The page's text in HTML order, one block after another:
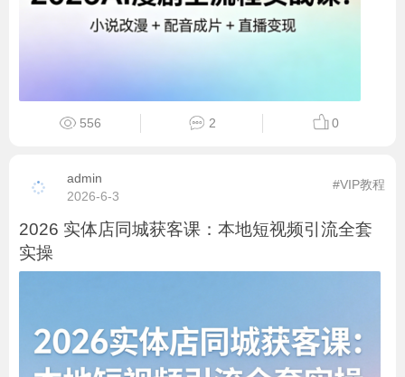
556 2 0
admin
2026-6-3
#VIP教程
2026 实体店同城获客课：本地短视频引流全套
实操